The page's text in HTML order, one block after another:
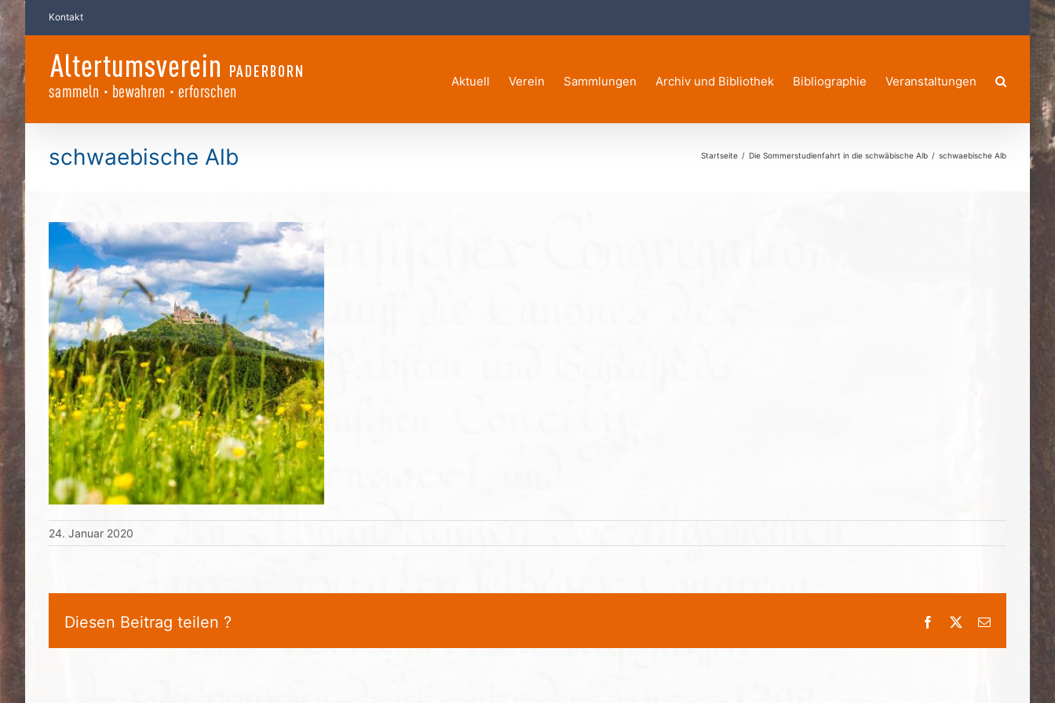
Inhalt
springen
Kontakt
Aktuell Verein Sammlungen Archiv und Bibliothek Bibliographie Veranstaltungen
schwaebische Alb Startseite Die Sommerstudienfahrt in die schwäbische Alb schwaebische Alb
24. Januar 2020
Diesen Beitrag teilen ? Facebook
E-